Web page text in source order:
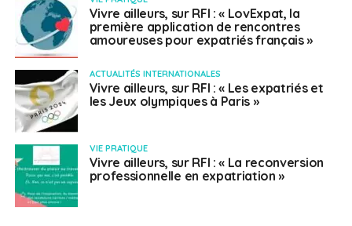
Vivre ailleurs, sur RFI : « LovExpat, la
première application de rencontres
amoureuses pour expatriés français »
ACTUALITÉS INTERNATIONALES
Vivre ailleurs, sur RFI : « Les expatriés et
les Jeux olympiques à Paris »
VIE PRATIQUE
Vivre ailleurs, sur RFI : « La reconversion
professionnelle en expatriation »